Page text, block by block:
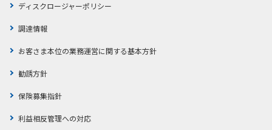
不慮の事故でのケガによる
医療特約「もっとその日からプラス」
不慮の事故での病気やケガによる
ディスクロージャーポリシー
調達情報
お客さま本位の業務運営に関する基本方針
勧誘方針
保険募集指針
利益相反管理への対応